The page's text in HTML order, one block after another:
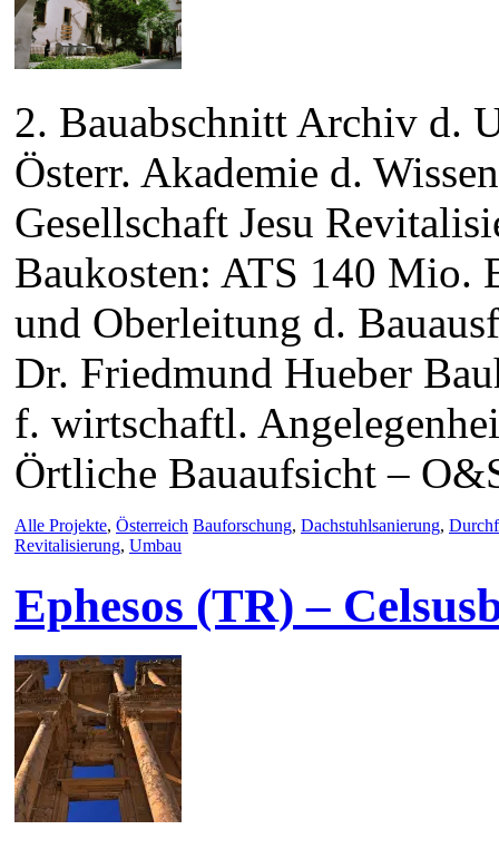
2. Bauabschnitt Archiv d.
Österr. Akademie d.
Gesellschaft Jesu
Baukosten: ATS 140 Mio.
und Oberleitung d.
Dr. Friedmund Hueber
f. wirtschaftl.
Örtliche Bauaufsicht –
Alle Projekte, Österreich Bauforschung, Dachstuhlsanierung,
Revitalisierung, Umbau
Ephesos (TR) –